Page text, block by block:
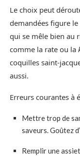
Le choix peut
demandées figure
qui se mêle bien au
comme la rate ou la
coquilles saint-
aussi.
Erreurs courantes à
Mettre trop de
saveurs. Goûtez
Remplir une